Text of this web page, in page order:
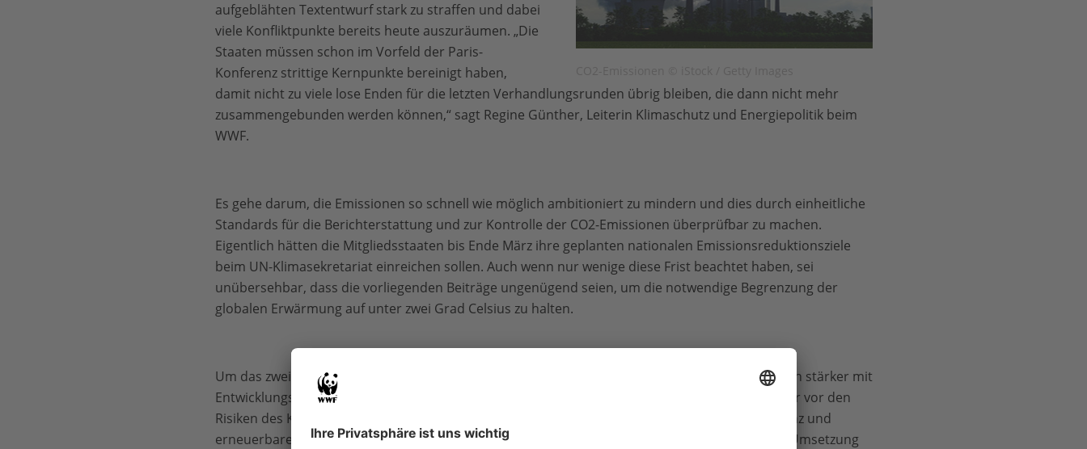
aufgeblähten Textentwurf stark zu straffen und dabei
viele Konfliktpunkte bereits heute auszuräumen. „Die
Staaten müssen schon im Vorfeld der Paris-
Konferenz strittige Kernpunkte bereinigt haben,
damit nicht zu viele lose Enden für die letzten Verhandlungsrunden übrig bleiben, die dann nicht mehr
zusammengebunden werden können,“ sagt Regine Günther, Leiterin Klimaschutz und Energiepolitik beim
WWF.
Es gehe darum, die Emissionen so schnell wie möglich ambitioniert zu mindern und dies durch einheitliche
Standards für die Berichterstattung und zur Kontrolle der CO2-Emissionen überprüfbar zu machen.
Eigentlich hätten die Mitgliedsstaaten bis Ende März ihre geplanten nationalen Emissionsreduktionsziele
beim UN-Klimasekretariat einreichen sollen. Auch wenn nur wenige diese Frist beachtet haben, sei
unübersehbar, dass die vorliegenden Beiträge ungenügend seien, um die notwendige Begrenzung der
globalen Erwärmung auf unter zwei Grad Celsius zu halten.
Um das zwei Grad-Limit nicht zu überschreiten, sei es auch notwendig, dass die Industriestaaten stärker mit
Entwicklungsländern zusammenarbeiteten, um deren Bevölkerung, Wirtschaft und Infrastruktur vor den
Risiken des Klimawandels zu schützen und deren Energieversorgung rascher auf Energieeffizienz und
erneuerbare Energien umzustellen. Zusätzlich bräuchten die Entwicklungsländer Hilfe bei der Umsetzung